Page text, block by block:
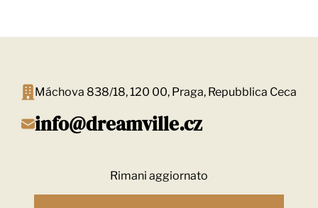
Máchova 838/18, 120 00, Praga, Repubblica Ceca
info@dreamville.cz
Rimani aggiornato